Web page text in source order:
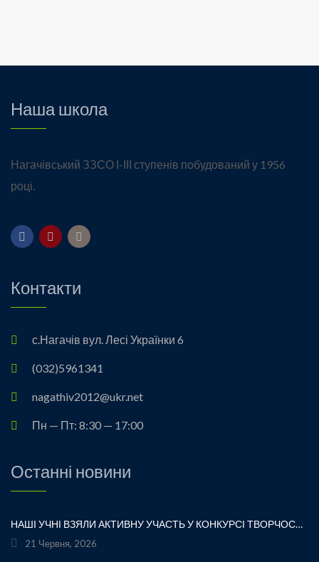
Наша школа
Нагачівський ЗЗСО І-ІІІ ступенів побудований у 1956
році.
Контакти
с.Нагачів вул. Лесі Українки 6
(032)5961341
nagathiv2012@ukr.net
Пн — Пт: 8:30 — 17:00
Останні новини
НАШІ УЧНІ ВЗЯЛИ АКТИВНУ УЧАСТЬ У КОНКУРСІ ТВОРЧОСТІ ЛЕСІ УКРАЇНКИ «ХТО ЛЮБИТЬ УКРАЇНСЬКЕ СЛОВО» ТА БУЛИ ВІДЗНАЧЕНІ ПОДЯКАМИ ЗА СВОЮ СТАРАННІСТЬ, ТВОРЧІСТЬ І ЛЮБОВ ДО РІДНОГО СЛОВА.УРОЧИСТЕ ВРУЧЕННЯ НАГОРОД ВІДБУЛОСЯ ПІД ЧАС ФЕСТИВАЛЮ «УКРАЇНКА FEST» НА МАЛЬОВНИЧОМУ БЕРЕЗІ ЯВОРІВСЬКОГО МОРЯ. ЦЕ БУЛА ЧУДОВА НАГОДА ЩЕ РАЗ ДОТОРКНУТИСЯ ДО ТВОРЧОЇ СПАДЩИНИ ВЕЛИКОЇ УКРАЇНСЬКОЇ ПОЕТЕСИ, ВІДЧУТИ СИЛУ УКРАЇНСЬКОГО СЛОВА ТА ГОРДІСТЬ ЗА НАШИХ ТАЛАНОВИТИХ ДІТЕЙ.ВІТАЄМО УЧАСНИКІВ І БАЖАЄМО ЇМ НОВИХ ТВОРЧИХ ЗВЕРШЕНЬ!«НІ! Я ЖИВА! Я БУДУ ВІЧНО ЖИТИ! Я В СЕРЦІ МАЮ ТЕ, ЩО НЕ ВМИРАЄ». — ЛЕСЯ УКРАЇНКА
21 Червня, 2026